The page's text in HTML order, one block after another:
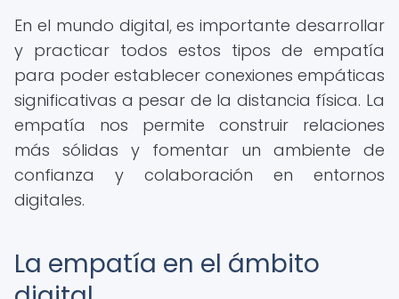
En el mundo digital, es importante desarrollar
y practicar todos estos tipos de empatía
para poder establecer conexiones empáticas
significativas a pesar de la distancia física. La
empatía nos permite construir relaciones
más sólidas y fomentar un ambiente de
confianza y colaboración en entornos
digitales.
La empatía en el ámbito